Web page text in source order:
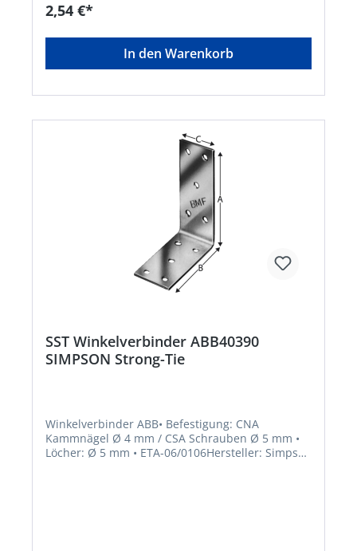
2,54 €*
In den Warenkorb
SST Winkelverbinder ABB40390
SIMPSON Strong-Tie
Winkelverbinder ABB• Befestigung: CNA
Kammnägel Ø 4 mm / CSA Schrauben Ø 5 mm •
Löcher: Ø 5 mm • ETA-06/0106Hersteller: Simpson